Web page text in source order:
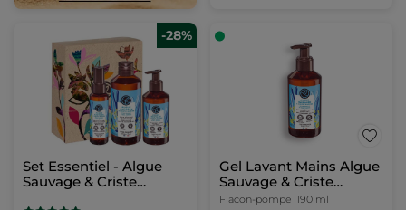
-28%
Set Essentiel - Algue
Sauvage & Criste
Gel Lavant Mains Algue
Sauvage & Criste
Marine
Flacon-pompe 190 ml